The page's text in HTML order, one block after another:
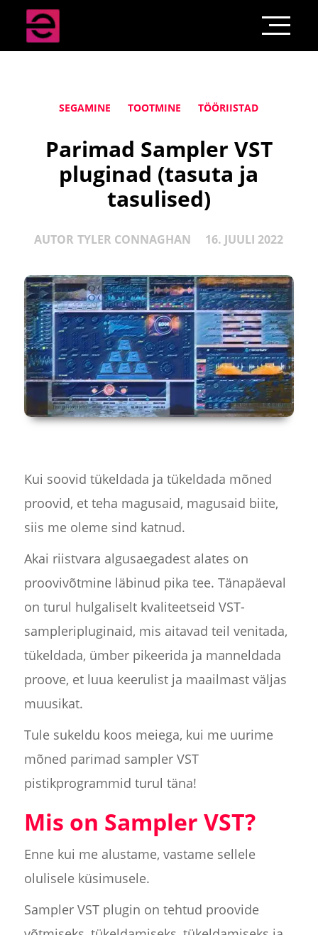
SEGAMINE TOOTMINE TÖÖRIISTAD
Parimad Sampler VST
pluginad (tasuta ja
tasulised)
AUTOR TYLER CONNAGHAN 16. JUULI 2022
Kui soovid tükeldada ja tükeldada mõned
proovid, et teha magusaid, magusaid biite,
siis me oleme sind katnud.
Akai riistvara algusaegadest alates on
proovivõtmine läbinud pika tee. Tänapäeval
on turul hulgaliselt kvaliteetseid VST-
sampleripluginaid, mis aitavad teil venitada,
tükeldada, ümber pikeerida ja manneldada
proove, et luua keerulist ja maailmast väljas
muusikat.
Tule sukeldu koos meiega, kui me uurime
mõned parimad sampler VST
pistikprogrammid turul täna!
Mis on Sampler VST?
Enne kui me alustame, vastame sellele
olulisele küsimusele.
Sampler VST plugin on tehtud proovide